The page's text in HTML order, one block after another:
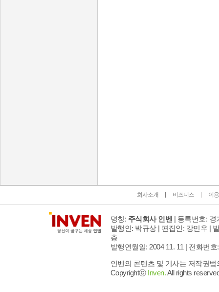
회사소개 비즈니스 이
명칭: 주식회사 인벤 | 등록번호: 경
발행인: 박규상 | 편집인: 강민우 |
층
발행연월일: 2004 11. 11 | 전화번호
인벤의 콘텐츠 및 기사는 저작권
Copyrightⓒ Inven.All rights